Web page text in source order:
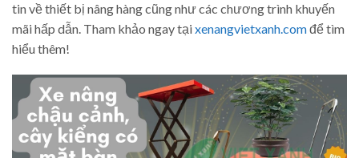
tin về thiết bị nâng hàng cũng như các chương trình khuyến
mãi hấp dẫn. Tham khảo ngay tạixenangvietxanh.comđể tìm
hiểu thêm!